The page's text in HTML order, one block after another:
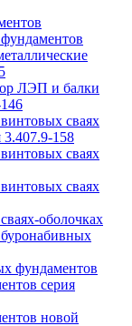
ЛЭП и балки
сваях
3.407.9-158
сваях
сваях
оболочках
фундаментов
серия
новой